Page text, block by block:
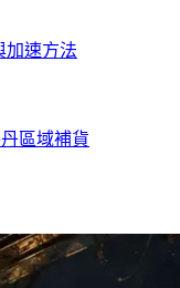
加速方法
區域補貨